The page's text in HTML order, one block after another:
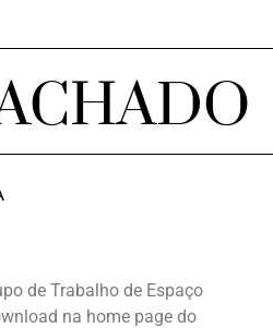
de Trabalho de Espaço
na home page do